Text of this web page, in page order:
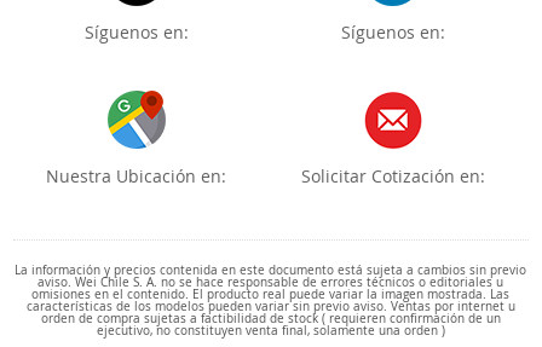
Síguenos en: Síguenos en:
Nuestra Ubicación en: Solicitar Cotización en:
La información y precios contenida en este documento está sujeta a cambios sin previo
aviso. Wei Chile S. A. no se hace responsable de errores técnicos o editoriales u
omisiones en el contenido. El producto real puede variar la imagen mostrada. Las
características de los modelos pueden variar sin previo aviso. Ventas por internet u
orden de compra sujetas a factibilidad de stock ( requieren confirmación de un
ejecutivo, no constituyen venta final, solamente una orden )